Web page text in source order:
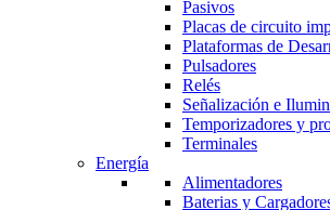
Pasivos
Placas de circuito
Plataformas de
Pulsadores
Relés
Señalización e
Temporizadores y
Terminales
Energía
Alimentadores
Baterias y